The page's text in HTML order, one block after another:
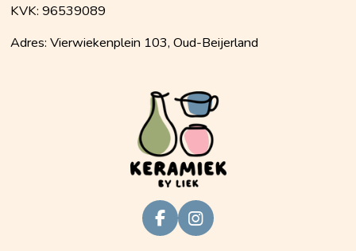
KVK: 96539089
Adres: Vierwiekenplein 103, Oud-Beijerland
F
a
I
n